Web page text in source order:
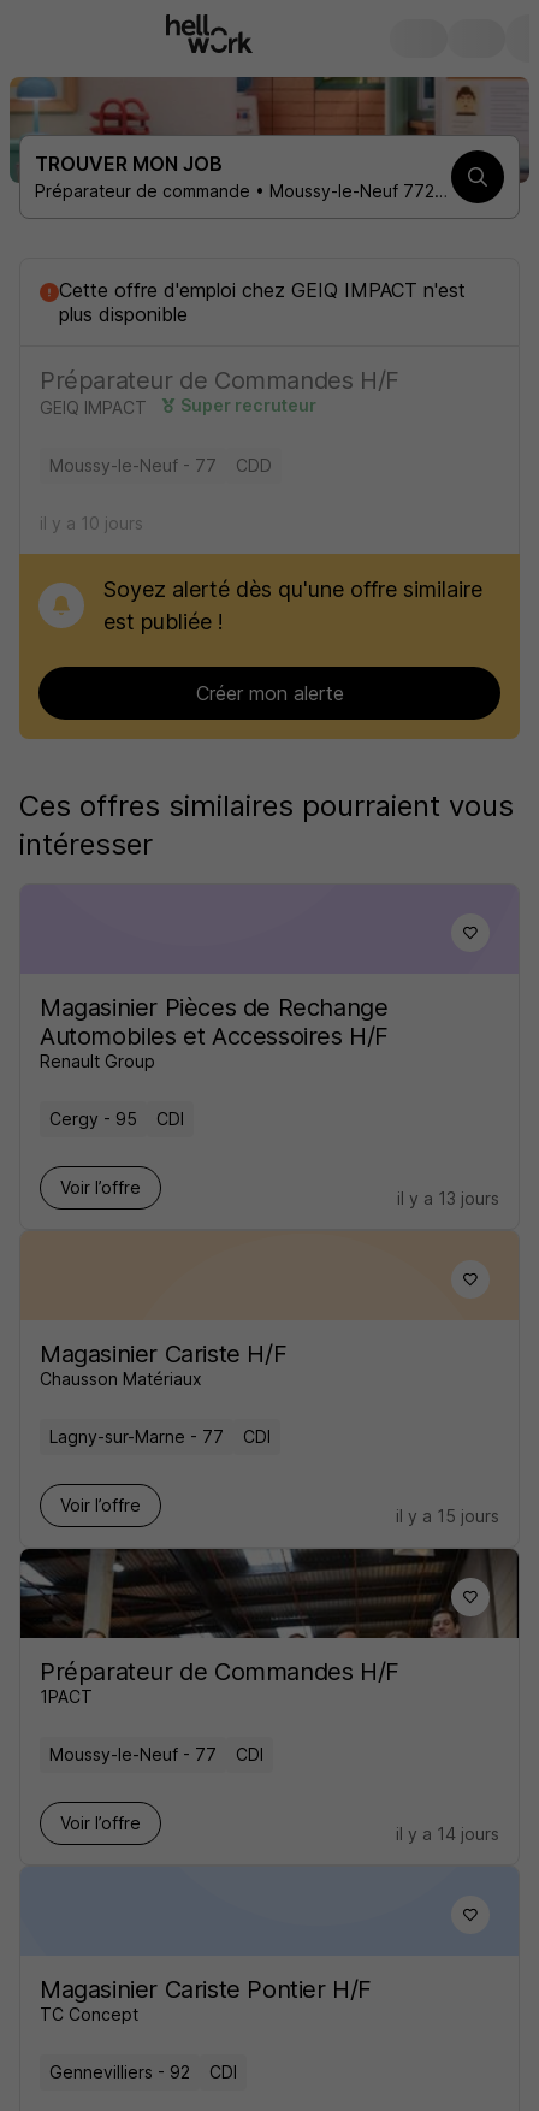
TROUVER MON JOB
Préparateur de commande • Moussy-le-Neuf 77230 • 1 contrat
Cette offre d'emploi chez GEIQ IMPACT n'est
plus disponible
Préparateur de Commandes H/F
GEIQ IMPACT Super recruteur
Moussy-le-Neuf - 77 CDD
il y a 10 jours
Soyez alerté dès qu'une offre similaire
est publiée !
Créer mon alerte
Ces offres similaires pourraient vous
intéresser
Magasinier Pièces de Rechange
Automobiles et Accessoires H/F
Renault Group
Cergy - 95 CDI
Voir l’offre
il y a 13 jours
Magasinier Cariste H/F
Chausson Matériaux
Lagny-sur-Marne - 77 CDI
Voir l’offre
il y a 15 jours
Préparateur de Commandes H/F
1PACT
Moussy-le-Neuf - 77 CDI
Voir l’offre
il y a 14 jours
Magasinier Cariste Pontier H/F
TC Concept
Gennevilliers - 92 CDI